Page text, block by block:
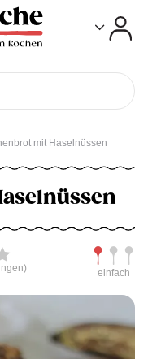
mit Haselnüssen
einfach